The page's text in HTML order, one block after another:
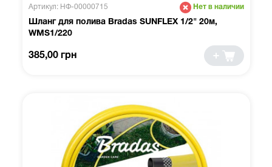
Артикул: НФ-00000715 Нет в наличии
Шланг для полива Bradas SUNFLEX 1/2" 20м,
WMS1/220
385,00 грн